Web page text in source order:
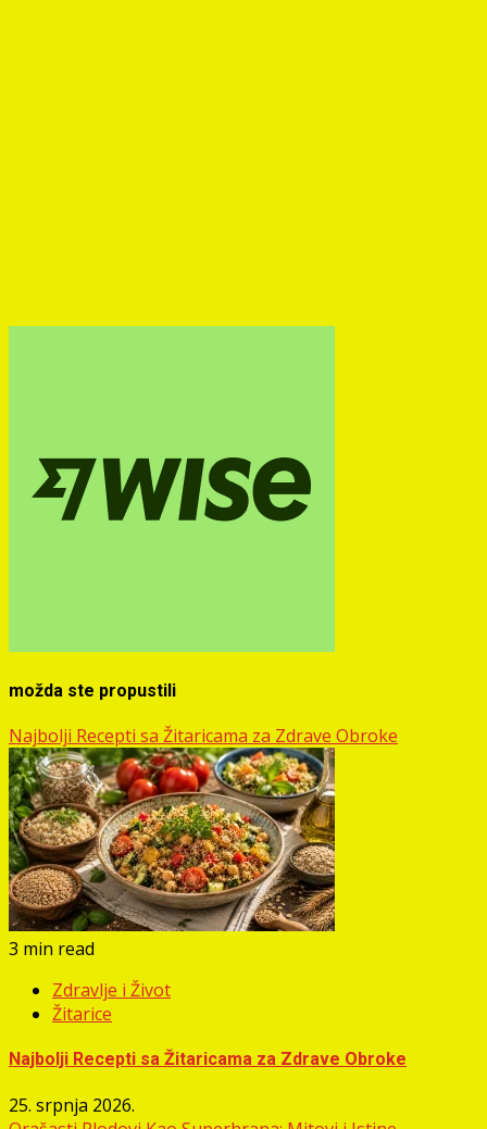
možda ste propustili
Najbolji Recepti sa Žitaricama za Zdrave Obroke
3 min read
Zdravlje i Život
Žitarice
Najbolji Recepti sa Žitaricama za Zdrave Obroke
25. srpnja 2026.